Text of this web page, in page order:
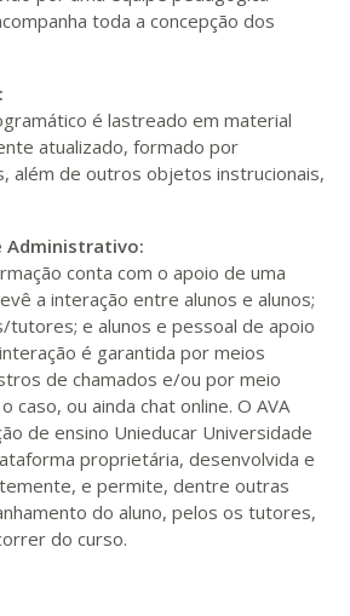
toda a concepção dos
é lastreado em material
atualizado, formado por
além de outros objetos instrucionais,
Administrativo:
conta com o apoio de uma
a interação entre alunos e alunos;
e alunos e pessoal de apoio
é garantida por meios
de chamados e/ou por meio
caso, ou ainda chat online. O AVA
de ensino Unieducar Universidade
proprietária, desenvolvida e
e permite, dentre outras
do aluno, pelos os tutores,
do curso.